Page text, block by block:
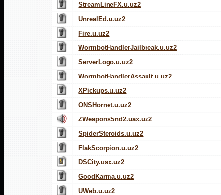
StreamLineFX.u.uz2
UnrealEd.u.uz2
Fire.u.uz2
WormbotHandlerJailbreak.u.uz2
ServerLogo.u.uz2
WormbotHandlerAssault.u.uz2
XPickups.u.uz2
ONSHornet.u.uz2
ZWeaponsSnd2.uax.uz2
SpiderSteroids.u.uz2
FlakScorpion.u.uz2
DSCity.usx.uz2
GoodKarma.u.uz2
UWeb.u.uz2